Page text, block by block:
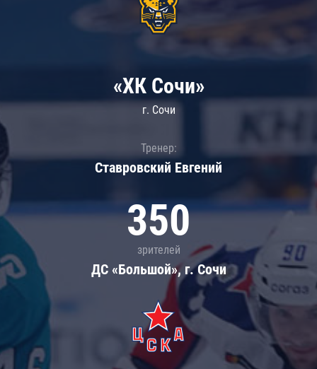
«ХК Сочи»
г. Сочи
Тренер:
Ставровский Евгений
350
зрителей
ДС «Большой», г. Сочи